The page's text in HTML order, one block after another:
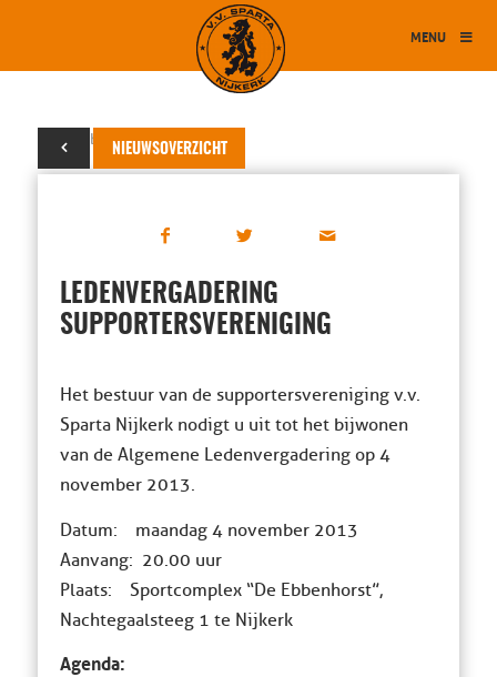
MENU
NIEUWSOVERZICHT
20 oktober 2013
LEDENVERGADERING
SUPPORTERSVERENIGING
Het bestuur van de supportersvereniging v.v.
Sparta Nijkerk nodigt u uit tot het bijwonen
van de Algemene Ledenvergadering op 4
november 2013.
Datum: maandag 4 november 2013
Aanvang: 20.00 uur
Plaats: Sportcomplex “De Ebbenhorst”,
Nachtegaalsteeg 1 te Nijkerk
Agenda: